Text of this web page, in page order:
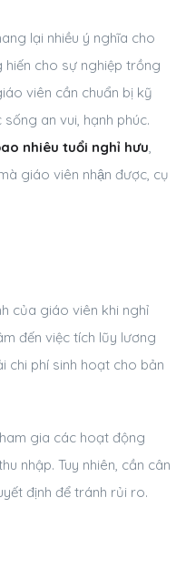
lại nhiều ý nghĩa cho
hiến cho sự nghiệp trồng
viên cần chuẩn bị kỹ
an vui, hạnh phúc.
nhiêu tuổi nghỉ hưu,
giáo viên nhận được, cụ
của giáo viên khi nghỉ
đến việc tích lũy lương
chi phí sinh hoạt cho bản
gia các hoạt động
nhập. Tuy nhiên, cần cân
định để tránh rủi ro.